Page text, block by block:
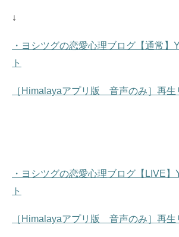
↓
・ヨシツグの恋愛心理ブログ【通常】
ト
［Himalayaアプリ版 音声のみ］再生
・ヨシツグの恋愛心理ブログ【LIVE】
ト
［Himalayaアプリ版 音声のみ］再生